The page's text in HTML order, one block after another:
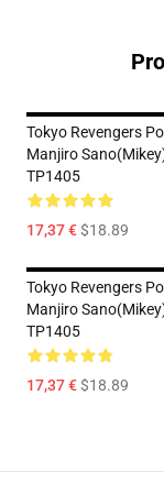
Tokyo Revengers
Manjiro
TP1405
17,37 €$18.89
Tokyo Revengers
Manjiro
TP1405
17,37 €$18.89